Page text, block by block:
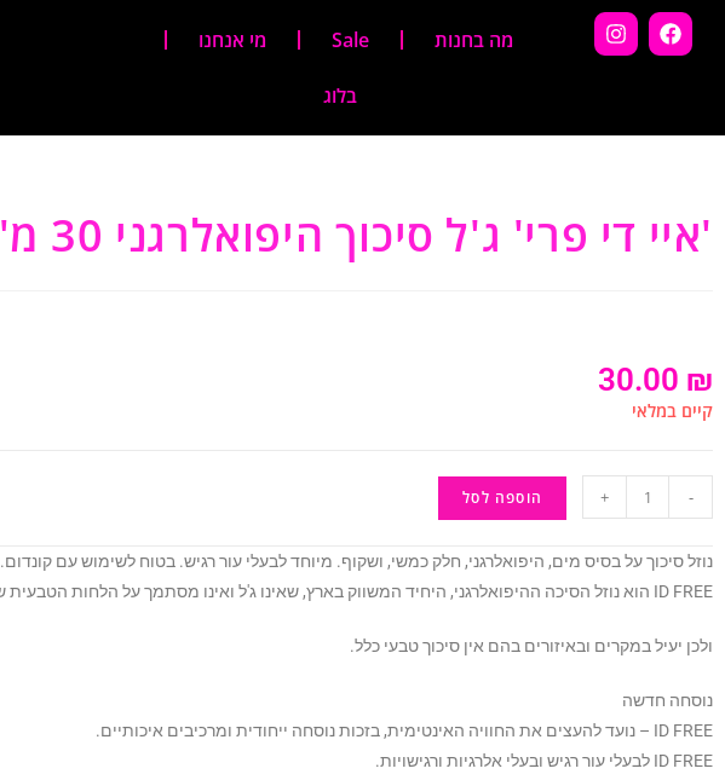
מה בחנות Sale מי אנחנו
בלוג
'איי די פרי' ג'ל סיכוך היפואלרגני 30 מ"ל
30.00 ₪
קיים במלאי
-
+ הוספה לסל
נוזל סיכוך על בסיס מים, היפואלרגני, חלק כמשי, ושקוף. מיוחד לבעלי עור רגיש. בטוח לשימוש עם קונדום.
ID FREE הוא נוזל הסיכה ההיפואלרגני, היחיד המשווק בארץ, שאינו ג'ל ואינו מסתמך על הלחות הטבעית של הגוף,
ולכן יעיל במקרים ובאיזורים בהם אין סיכוך טבעי כלל.
נוסחה חדשה
ID FREE – נועד להעצים את החוויה האינטימית, בזכות נוסחה ייחודית ומרכיבים איכותיים.
ID FREE לבעלי עור רגיש ובעלי אלרגיות ורגישויות.